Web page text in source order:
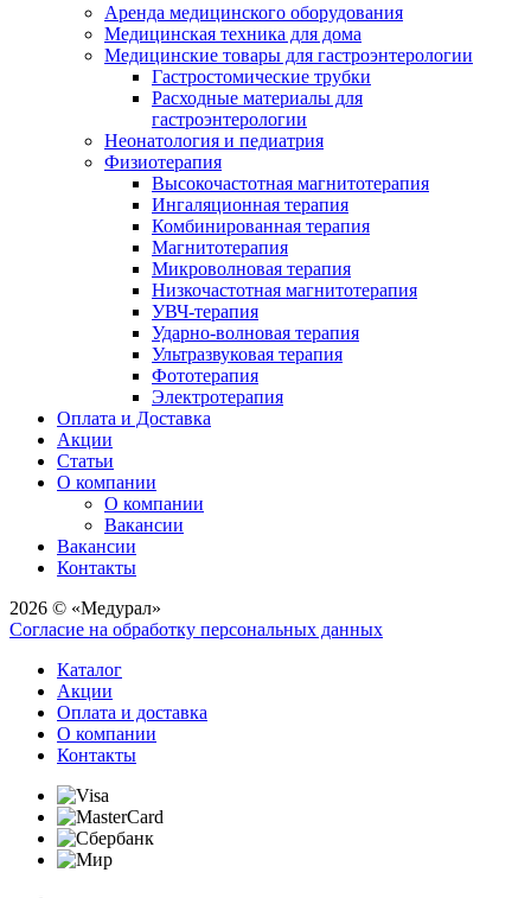
Аренда медицинского оборудования
Медицинская техника для дома
Медицинские товары для гастроэнтерологии
Гастростомические трубки
Расходные материалы для
гастроэнтерологии
Неонатология и педиатрия
Физиотерапия
Высокочастотная магнитотерапия
Ингаляционная терапия
Комбинированная терапия
Магнитотерапия
Микроволновая терапия
Низкочастотная магнитотерапия
УВЧ-терапия
Ударно-волновая терапия
Ультразвуковая терапия
Фототерапия
Электротерапия
Оплата и Доставка
Акции
Статьи
О компании
О компании
Вакансии
Вакансии
Контакты
2026 © «Медурал»
Согласие на обработку персональных данных
Каталог
Акции
Оплата и доставка
О компании
Контакты